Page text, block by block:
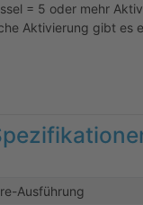
= 5 oder mehr
Aktivierung gibt es
Ausführung